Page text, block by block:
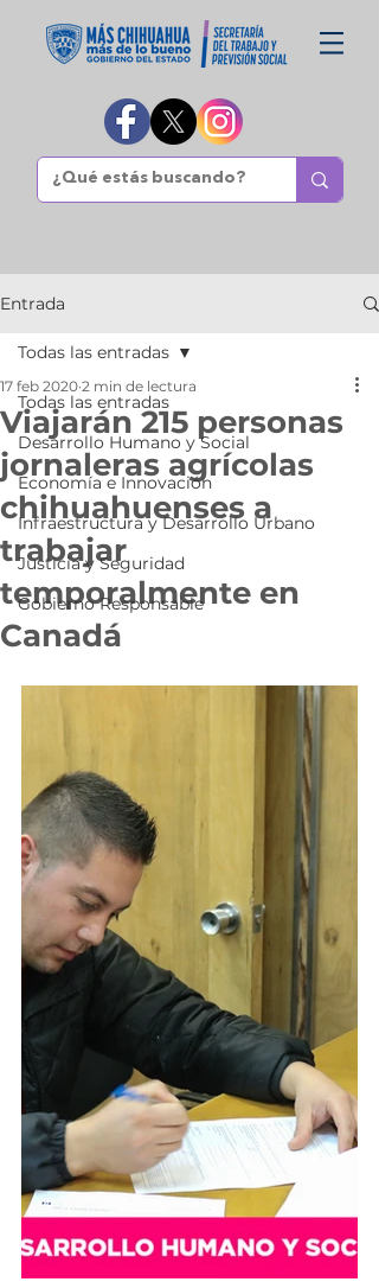
Entrada
Todas las entradas
Desarrollo Humano y Social
Economía e Innovación
Infraestructura y Desarrollo Urbano
Justicia y Seguridad
Gobierno Responsable
Todas las entradas
Viajarán 215 personas
jornaleras agrícolas
chihuahuenses a
trabajar
temporalmente en
Canadá
17 feb 2020 2 min de lectura